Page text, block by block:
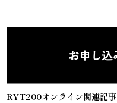
RYT200オンライン関連記事